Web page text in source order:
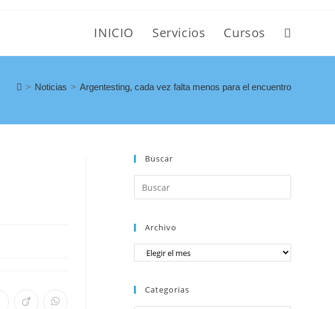
INICIO Servicios Cursos
> Noticias > Argentesting, cada vez falta menos para el encuentro
Buscar
Archivo
Categorias